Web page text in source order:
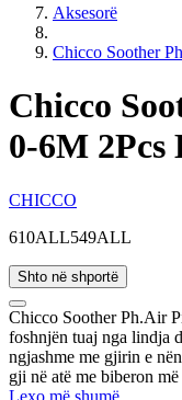
Aksesorë
Chicco Soother
Chicco
0-6M 2Pcs
CHICCO
610ALL549ALL
Shto në shportë
Chicco Soother Ph.Air
foshnjën tuaj nga lindja
ngjashme me gjirin e
gji në atë me biberon
kolike parandalon
Lexo më shumë